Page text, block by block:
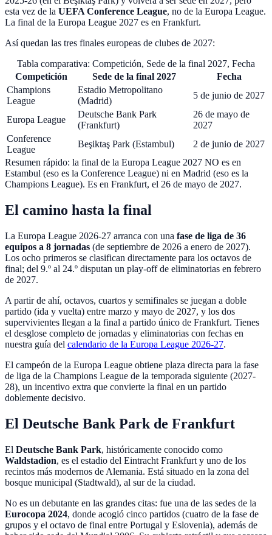
esta vez de la UEFA Conference League, no de la Europa League.
La final de la Europa League 2027 es en Frankfurt.
Así quedan las tres finales europeas de clubes de 2027:
Tabla comparativa: Competición, Sede de la final 2027, Fecha
Competición
Sede de la final 2027
Fecha
Champions
League
Estadio Metropolitano
(Madrid)
5 de junio de 2027
Europa League
Deutsche Bank Park
(Frankfurt)
26 de mayo de
2027
Conference
League
Beşiktaş Park (Estambul)
2 de junio de 2027
Resumen rápido: la final de la Europa League 2027 NO es en
Estambul (eso es la Conference League) ni en Madrid (eso es la
Champions League). Es en Frankfurt, el 26 de mayo de 2027.
El camino hasta la final
La Europa League 2026-27 arranca con una fase de liga de 36
equipos a 8 jornadas (de septiembre de 2026 a enero de 2027).
Los ocho primeros se clasifican directamente para los octavos de
final; del 9.º al 24.º disputan un play-off de eliminatorias en febrero
de 2027.
A partir de ahí, octavos, cuartos y semifinales se juegan a doble
partido (ida y vuelta) entre marzo y mayo de 2027, y los dos
supervivientes llegan a la final a partido único de Frankfurt. Tienes
el desglose completo de jornadas y eliminatorias con fechas en
nuestra guía del calendario de la Europa League 2026-27.
El campeón de la Europa League obtiene plaza directa para la fase
de liga de la Champions League de la temporada siguiente (2027-
28), un incentivo extra que convierte la final en un partido
doblemente decisivo.
El Deutsche Bank Park de Frankfurt
El Deutsche Bank Park, históricamente conocido como
Waldstadion, es el estadio del Eintracht Frankfurt y uno de los
recintos más modernos de Alemania. Está situado en la zona del
bosque municipal (Stadtwald), al sur de la ciudad.
No es un debutante en las grandes citas: fue una de las sedes de la
Eurocopa 2024, donde acogió cinco partidos (cuatro de la fase de
grupos y el octavo de final entre Portugal y Eslovenia), además de